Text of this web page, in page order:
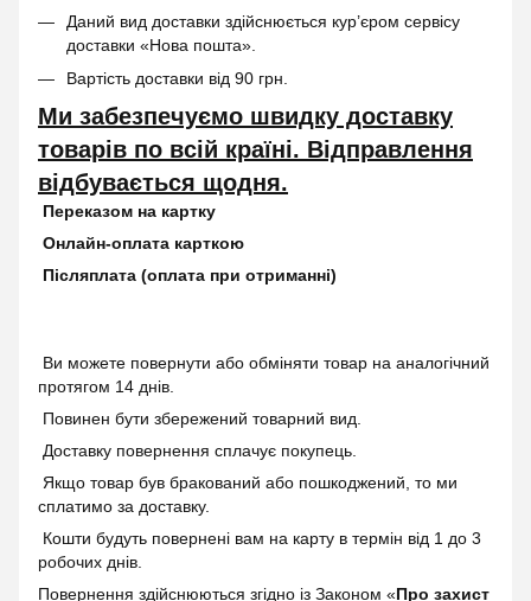
Даний вид доставки здійснюється кур’єром сервісу
доставки «Нова пошта».
Вартість доставки від 90 грн.
Ми забезпечуємо швидку доставку
товарів по всій країні. Відправлення
відбувається щодня.
Переказом на картку
Онлайн-оплата карткою
Післяплата (оплата при отриманні)
Ви можете повернути або обміняти товар на аналогічний
протягом 14 днів.
Повинен бути збережений товарний вид.
Доставку повернення сплачує покупець.
Якщо товар був бракований або пошкоджений, то ми
сплатимо за доставку.
Кошти будуть повернені вам на карту в термін від 1 до 3
робочих днів.
Повернення здійснюються згідно із Законом «Про захист